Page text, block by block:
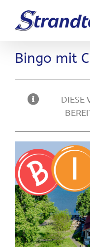
Inhalt
springen
Bingo mit
DIESE